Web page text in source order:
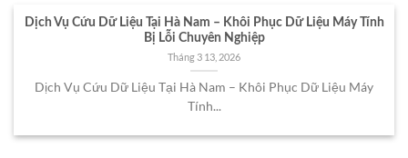
Dịch Vụ Cứu Dữ Liệu Tại Hà Nam – Khôi Phục Dữ Liệu Máy Tính
Bị Lỗi Chuyên Nghiệp
Tháng 3 13, 2026
Dịch Vụ Cứu Dữ Liệu Tại Hà Nam – Khôi Phục Dữ Liệu Máy
Tính...